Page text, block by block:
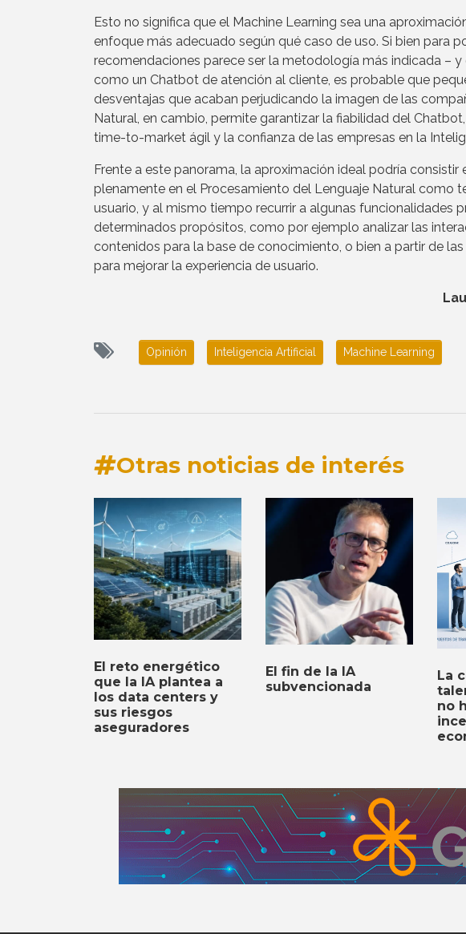
Esto no significa que el Machine Learning sea una
enfoque más adecuado según qué caso de uso. Si bien para
recomendaciones parece ser la metodología más indicada –
como un Chatbot de atención al cliente, es probable que
desventajas que acaban perjudicando la imagen de las
Natural, en cambio, permite garantizar la fiabilidad del
time-to-market ágil y la confianza de las empresas en la
Frente a este panorama, la aproximación ideal podría
plenamente en el Procesamiento del Lenguaje Natural como
usuario, y al mismo tiempo recurrir a algunas funcionalidades
determinados propósitos, como por ejemplo analizar las
contenidos para la base de conocimiento, o bien a partir de
para mejorar la experiencia de usuario.
Opinión Inteligencia Artificial Machine Learning
Otras noticias de interés
El reto energético
que la IA plantea a
los data centers y
sus riesgos
aseguradores
El fin de la IA
subvencionada
La
no